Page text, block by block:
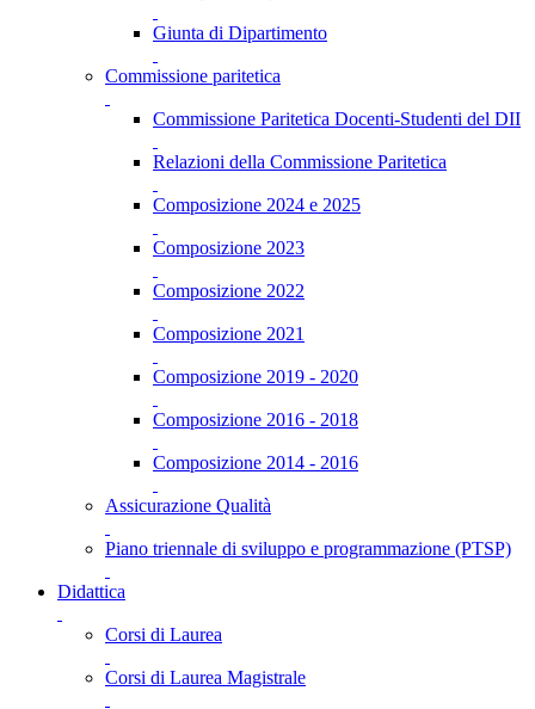
Giunta di Dipartimento
Commissione paritetica
Commissione Paritetica Docenti-Studenti del DII
Relazioni della Commissione Paritetica
Composizione 2024 e 2025
Composizione 2023
Composizione 2022
Composizione 2021
Composizione 2019 - 2020
Composizione 2016 - 2018
Composizione 2014 - 2016
Assicurazione Qualità
Piano triennale di sviluppo e programmazione (PTSP)
Didattica
Corsi di Laurea
Corsi di Laurea Magistrale